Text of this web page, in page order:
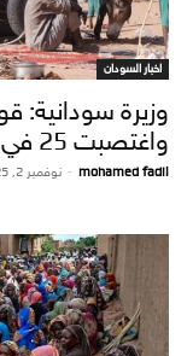
اخبار السودان
واغتصبت 25 في الفاشر
mohamed fadil
- نوفمبر 2, 2025